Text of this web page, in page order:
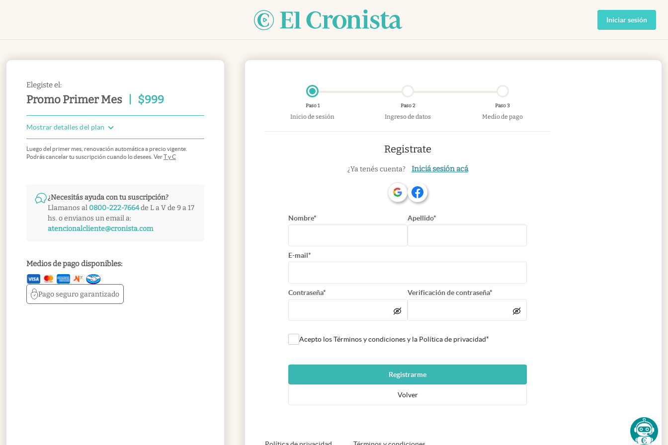
Iniciar sesión
Elegiste el:
Promo Primer Mes $999
Mostrar detalles del plan
Luego del primer mes, renovación automática a precio vigente.
Podrás cancelar tu suscripción cuando lo desees. VerT y C
¿Necesitás ayuda con tu suscripción?
Llamanos al 0800-222-7664de L a V de 9 a 17
hs. o envianos un email a:
atencionalcliente@cronista.com
Medios de pago disponibles:
Pago segurogarantizado
Paso 1
Inicio de sesión
Paso 2
Ingreso de datos
Paso 3
Medio de pago
Registrate
¿Ya tenés cuenta? Iniciá sesión acá
Nombre* Apellido*
E-mail*
Contraseña* Verificación de contraseña*
Acepto los Términos y condiciones y la Política de privacidad*
Registrarme
Volver